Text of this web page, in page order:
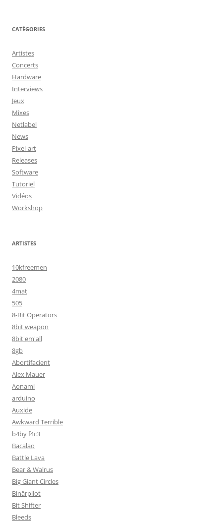
CATÉGORIES
Artistes
Concerts
Hardware
Interviews
Jeux
Mixes
Netlabel
News
Pixel-art
Releases
Software
Tutoriel
Vidéos
Workshop
ARTISTES
10kfreemen
2080
4mat
505
8-Bit Operators
8bit weapon
8bit'em'all
8gb
Abortifacient
Alex Mauer
Aonami
arduino
Auxide
Awkward Terrible
b4by f4c3
Bacalao
Battle Lava
Bear & Walrus
Big Giant Circles
Binärpilot
Bit Shifter
Bleeds